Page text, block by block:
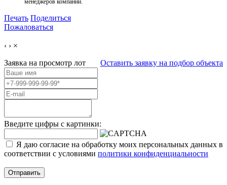
менеджеров компании.
Печать Поделиться
Пожаловаться
‹ › ×
Оставить заявку на подбор объекта
Заявка на просмотр лот
Введите цифры с картинки:
Я даю согласие на обработку моих персональных данных в
соответствии с условиями политики конфиденциальности
Отправить